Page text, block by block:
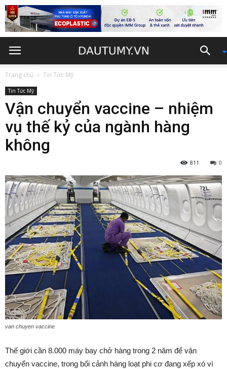
Trang chủ Tin Tức Mỹ
Tin Tức Mỹ
Vận chuyển vaccine – nhiệm
vụ thế kỷ của ngành hàng
không
0
811
van chuyen vaccine
Thế giới cần 8.000 máy bay chở hàng trong 2 năm để vận
chuyển vaccine, trong bối cảnh hàng loạt phi cơ đang xếp xó vì